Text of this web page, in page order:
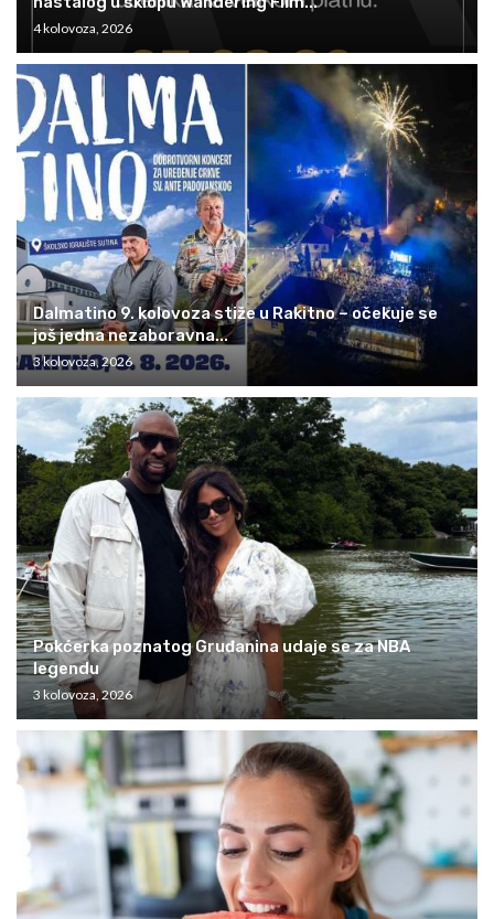
4 kolovoza, 2026
Dalmatino 9. kolovoza stiže u Rakitno – očekuje se
još jedna nezaboravna...
3 kolovoza, 2026
Pokćerka poznatog Gruđanina udaje se za NBA
legendu
3 kolovoza, 2026